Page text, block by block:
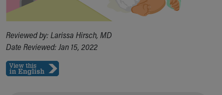
Reviewed by: Larissa Hirsch, MD
Date Reviewed: Jan 15, 2022